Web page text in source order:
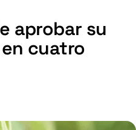
aprobar su
cuatro